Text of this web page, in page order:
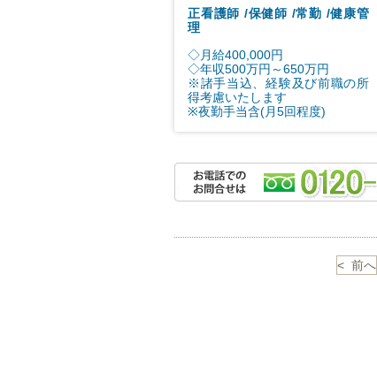
正看護師 保健師 常勤
健康管
理
◇月給400,000円
◇年収500万円～650万円
※諸手当込、経験及び前職の所
得考慮いたします
※夜勤手当含(月5回程度)
< 前へ